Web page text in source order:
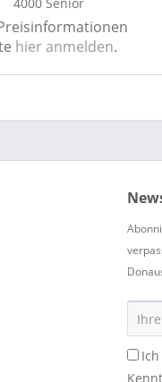
hier anmelden.